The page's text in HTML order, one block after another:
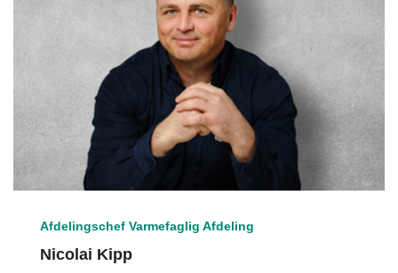
Afdelingschef Varmefaglig Afdeling
Nicolai Kipp